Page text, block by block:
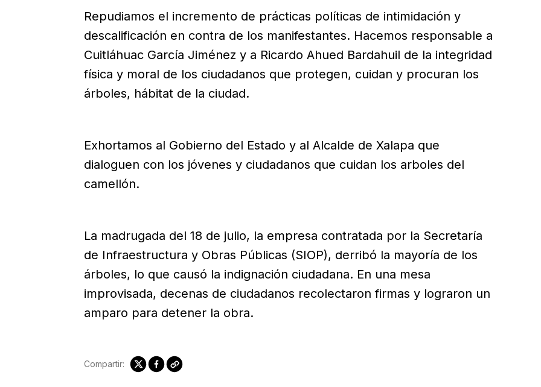
Repudiamos el incremento de prácticas políticas de intimidación y
descalificación en contra de los manifestantes. Hacemos responsable a
Cuitláhuac García Jiménez y a Ricardo Ahued Bardahuil de la integridad
física y moral de los ciudadanos que protegen, cuidan y procuran los
árboles, hábitat de la ciudad.
Exhortamos al Gobierno del Estado y al Alcalde de Xalapa que
dialoguen con los jóvenes y ciudadanos que cuidan los arboles del
camellón.
La madrugada del 18 de julio, la empresa contratada por la Secretaría
de Infraestructura y Obras Públicas (SIOP), derribó la mayoría de los
árboles, lo que causó la indignación ciudadana. En una mesa
improvisada, decenas de ciudadanos recolectaron firmas y lograron un
amparo para detener la obra.
Compartir: